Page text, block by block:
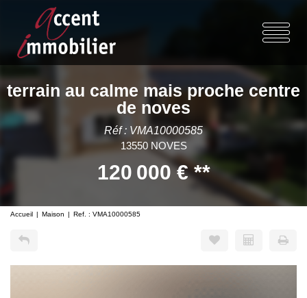
terrain au calme mais proche centre
de noves
Réf : VMA10000585
13550 NOVES
120 000 € **
Accueil Maison Ref. : VMA10000585